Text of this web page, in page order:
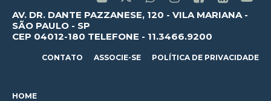
AV. DR. DANTE PAZZANESE, 120 - VILA MARIANA -
SÃO PAULO - SP
CEP 04012-180 TELEFONE - 11.3466.9200
CONTATO ASSOCIE-SE POLÍTICA DE PRIVACIDADE
HOME